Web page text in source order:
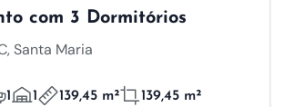
com 3 Dormitórios
Santa Maria
1 1 139,45 m² 139,45 m²